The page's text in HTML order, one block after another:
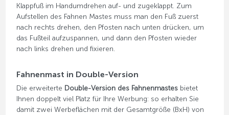
Klappfuß im Handumdrehen auf- und zugeklappt. Zum
Aufstellen des Fahnen Mastes muss man den Fuß zuerst
nach rechts drehen, den Pfosten nach unten drücken, um
das Fußteil aufzuspannen, und dann den Pfosten wieder
nach links drehen und fixieren.
Fahnenmast in Double-Version
Die erweiterte Double-Version des Fahnenmastesbietet
Ihnen doppelt viel Platz für Ihre Werbung: so erhalten Sie
damit zwei Werbeflächen mit der Gesamtgröße (BxH) von